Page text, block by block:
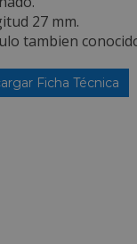
27 mm.
tambien
Ficha Técnica